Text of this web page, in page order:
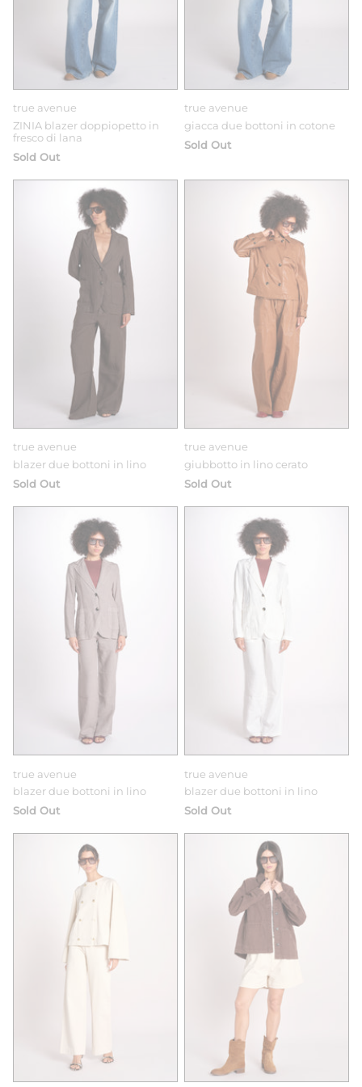
true avenue
ZINIA blazer doppiopetto in
fresco di lana
Sold Out
true avenue
giacca due bottoni in cotone
Sold Out
true avenue
blazer due bottoni in lino
Sold Out
true avenue
giubbotto in lino cerato
Sold Out
true avenue
blazer due bottoni in lino
Sold Out
true avenue
blazer due bottoni in lino
Sold Out